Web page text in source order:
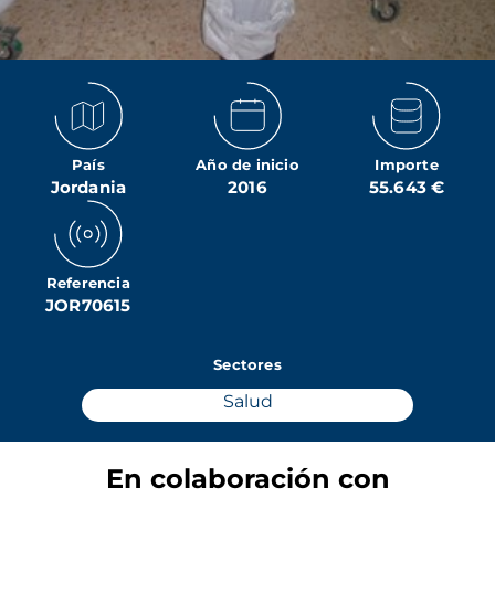
País
Jordania
Año de inicio
2016
Importe
55.643 €
Referencia
JOR70615
Sectores
Salud
En colaboración con